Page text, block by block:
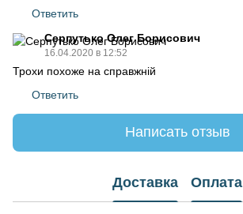
Ответить
Серпутько Олег Борисович
16.04.2020 в 12:52
Трохи похоже на справжній
Ответить
Написать отзыв
Доставка Оплата